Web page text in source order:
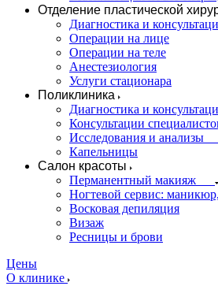
Отделение пластической
Диагностика и
Операции на лице
Операции на теле
Анестезиология
Услуги стационара
Поликлиника
Диагностика и
Консультации
Исследования и анализы
Капельницы
Салон красоты
Перманентный макияж
Ногтевой сервис:
Восковая депиляция
Визаж
Ресницы и брови
Цены
О клинике